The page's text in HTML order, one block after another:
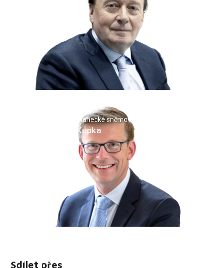
Kandidáti do Poslanecké sněmovny
Mgr. Martin Kupka
Sdílet přes